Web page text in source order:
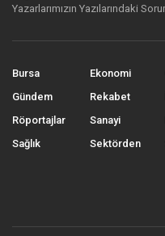
Yazarlarımızın Yazılarındaki
Bursa
Gündem
Röportajlar
Sağlık
Ekonomi
Rekabet
Sanayi
Sektörden